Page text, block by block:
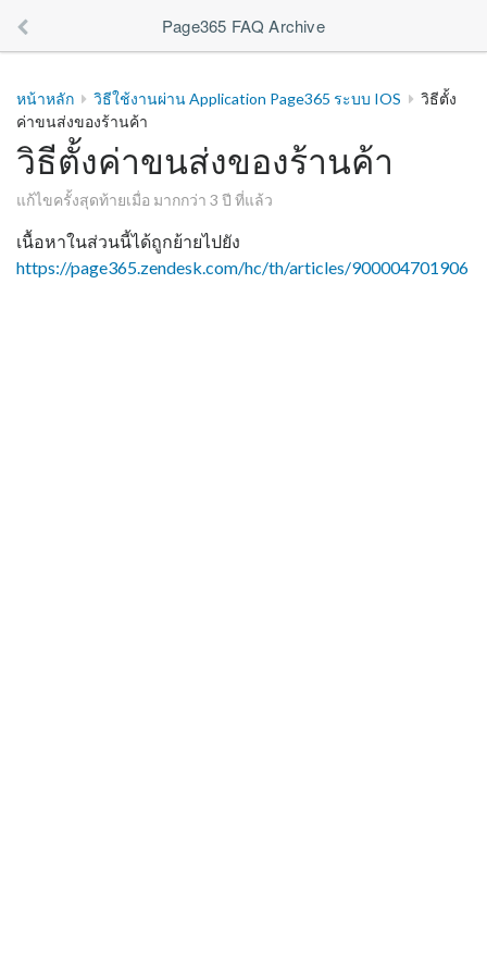
Page365 FAQ Archive
หน้าหลัก วิธีใช้งานผ่าน Application Page365 ระบบ IOS
วิธีตั้ง
ค่าขนส่งของร้านค้า
วิธีตั้งค่าขนส่งของร้านค้า
แก้ไขครั้งสุดท้ายเมื่อ มากกว่า 3 ปี ที่แล้ว
เนื้อหาในส่วนนี้ได้ถูกย้ายไปยัง
https://page365.zendesk.com/hc/th/articles/900004701906